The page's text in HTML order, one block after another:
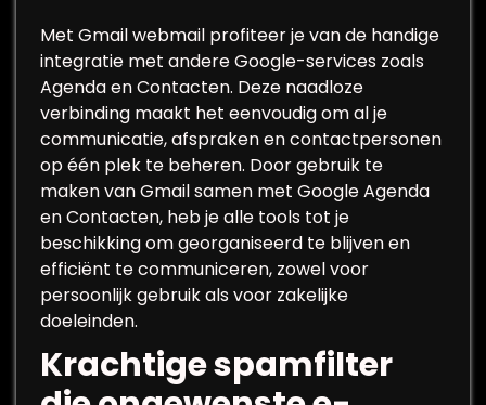
Met Gmail webmail profiteer je van de handige
integratie met andere Google-services zoals
Agenda en Contacten. Deze naadloze
verbinding maakt het eenvoudig om al je
communicatie, afspraken en contactpersonen
op één plek te beheren. Door gebruik te
maken van Gmail samen met Google Agenda
en Contacten, heb je alle tools tot je
beschikking om georganiseerd te blijven en
efficiënt te communiceren, zowel voor
persoonlijk gebruik als voor zakelijke
doeleinden.
Krachtige spamfilter